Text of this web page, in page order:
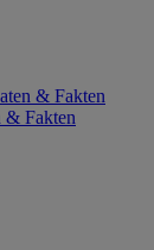
& Fakten
& Fakten